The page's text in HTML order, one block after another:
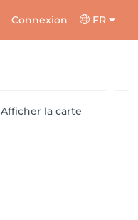
Connexion FR
Afficher la carte